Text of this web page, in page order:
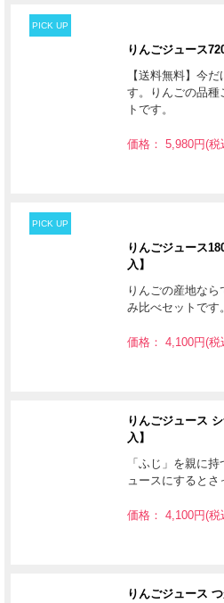
PICK UP
りんごジュース
【送料無料】今
す。りんごの品種
トです。
価格： 5,980円(税
PICK UP
りんごジュース
入】
りんごの産地な
み比べセットです。
価格： 4,100円(税
りんごジュース
入】
「ふじ」を親に
ュースにするとさ
価格： 4,100円(税
りんごジュース